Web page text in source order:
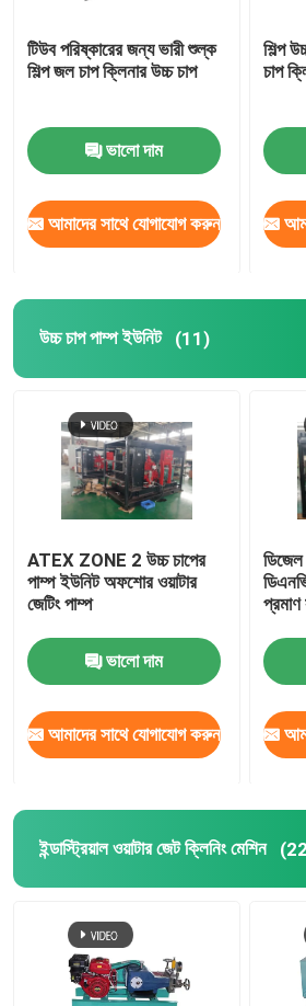
টিউব পরিষ্কারের জন্য ভারী শুল্ক
শিল্প জল চাপ ক্লিনার উচ্চ চাপ
ভালো দাম
আমাদের সাথে যোগাযোগ করুন
শিল্প
চাপ
উচ্চ চাপ পাম্প ইউনিট (11)
ATEX ZONE 2 উচ্চ চাপের
পাম্প ইউনিট অফশোর ওয়াটার
জেটিং পাম্প
ভালো দাম
আমাদের সাথে যোগাযোগ করুন
প্রমাণ
ইন্ডাস্ট্রিয়াল ওয়াটার জেট ক্লিনিং মেশিন